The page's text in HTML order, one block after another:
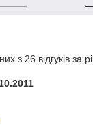
з 26 відгуків за